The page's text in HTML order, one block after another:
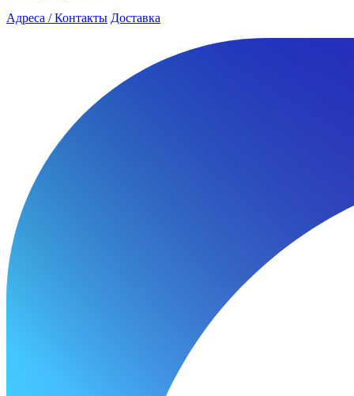
Адреса / Контакты Доставка